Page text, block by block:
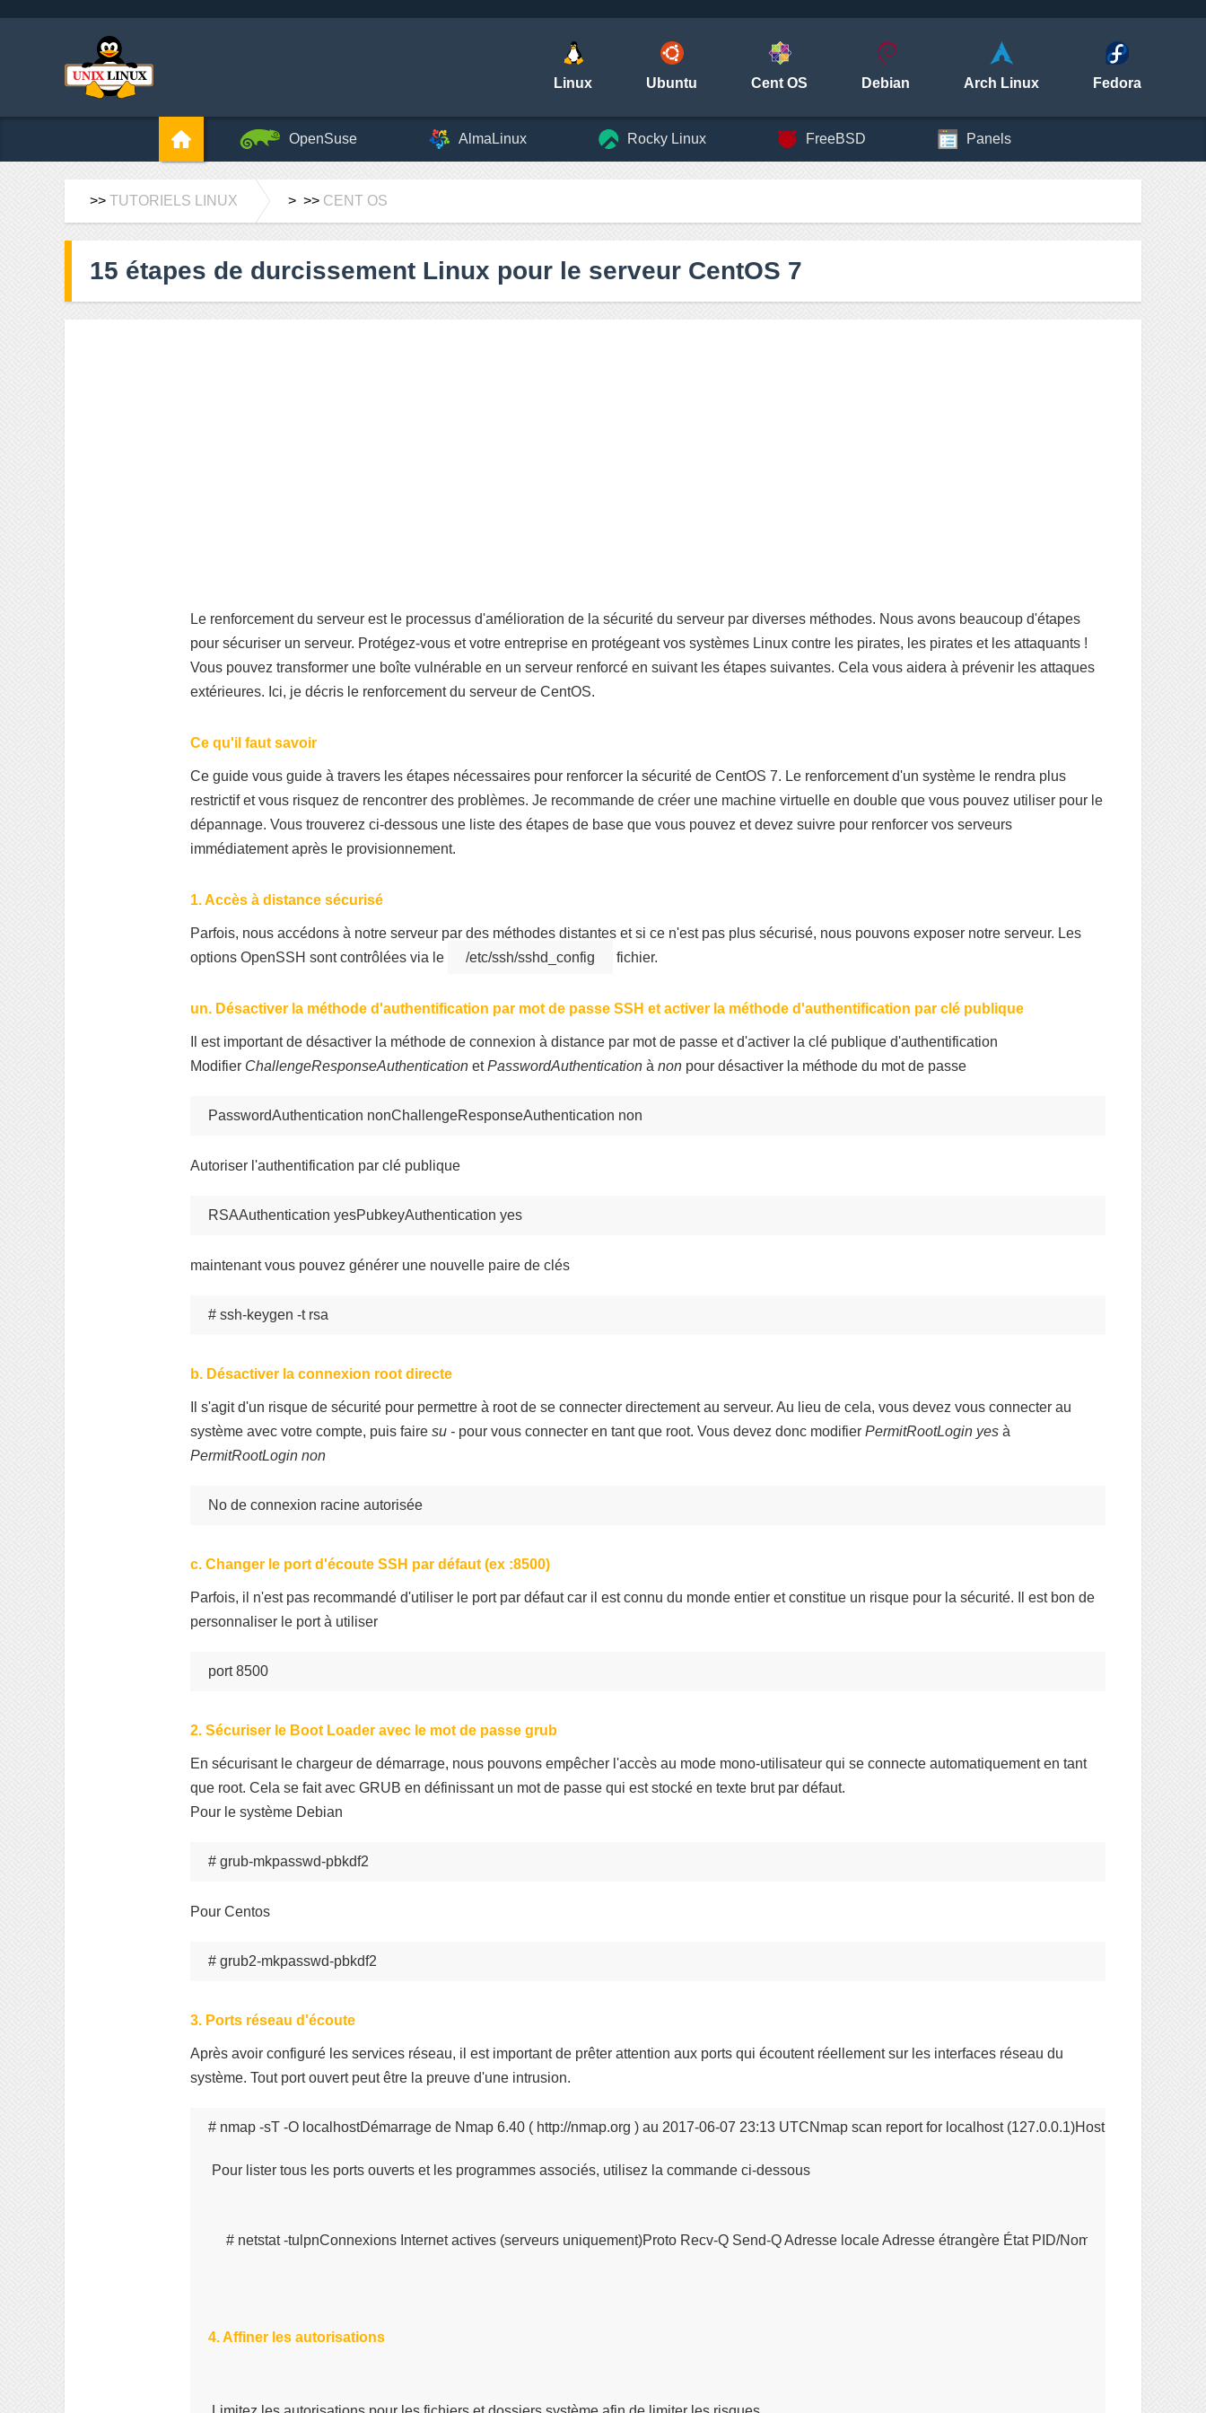
Linux Ubuntu Cent OS Debian Arch Linux Fedora
OpenSuse AlmaLinux Rocky Linux FreeBSD Panels
>> TUTORIELS LINUX > >> CENT OS
15 étapes de durcissement Linux pour le serveur CentOS 7
Le renforcement du serveur est le processus d'amélioration de la sécurité du serveur par diverses méthodes. Nous avons beaucoup d'étapes
pour sécuriser un serveur. Protégez-vous et votre entreprise en protégeant vos systèmes Linux contre les pirates, les pirates et les attaquants !
Vous pouvez transformer une boîte vulnérable en un serveur renforcé en suivant les étapes suivantes. Cela vous aidera à prévenir les attaques
extérieures. Ici, je décris le renforcement du serveur de CentOS.
Ce qu'il faut savoir
Ce guide vous guide à travers les étapes nécessaires pour renforcer la sécurité de CentOS 7. Le renforcement d'un système le rendra plus
restrictif et vous risquez de rencontrer des problèmes. Je recommande de créer une machine virtuelle en double que vous pouvez utiliser pour le
dépannage. Vous trouverez ci-dessous une liste des étapes de base que vous pouvez et devez suivre pour renforcer vos serveurs
immédiatement après le provisionnement.
1. Accès à distance sécurisé
Parfois, nous accédons à notre serveur par des méthodes distantes et si ce n'est pas plus sécurisé, nous pouvons exposer notre serveur. Les
options OpenSSH sont contrôlées via le
/etc/ssh/sshd_config fichier.
un. Désactiver la méthode d'authentification par mot de passe SSH et activer la méthode d'authentification par clé publique
Il est important de désactiver la méthode de connexion à distance par mot de passe et d'activer la clé publique d'authentification
Modifier ChallengeResponseAuthentication etPasswordAuthentication à non pour désactiver la méthode du mot de passe
PasswordAuthentication nonChallengeResponseAuthentication non
Autoriser l'authentification par clé publique
RSAAuthentication yesPubkeyAuthentication yes
maintenant vous pouvez générer une nouvelle paire de clés
# ssh-keygen -t rsa
b. Désactiver la connexion root directe
Il s'agit d'un risque de sécurité pour permettre à root de se connecter directement au serveur. Au lieu de cela, vous devez vous connecter au
système avec votre compte, puis faire su - pour vous connecter en tant que root. Vous devez donc modifier PermitRootLogin yes à
PermitRootLogin non
No de connexion racine autorisée
c. Changer le port d'écoute SSH par défaut (ex :8500)
Parfois, il n'est pas recommandé d'utiliser le port par défaut car il est connu du monde entier et constitue un risque pour la sécurité. Il est bon de
personnaliser le port à utiliser
port 8500
2. Sécuriser le Boot Loader avec le mot de passe grub
En sécurisant le chargeur de démarrage, nous pouvons empêcher l'accès au mode mono-utilisateur qui se connecte automatiquement en tant
que root. Cela se fait avec GRUB en définissant un mot de passe qui est stocké en texte brut par défaut.
Pour le système Debian
# grub-mkpasswd-pbkdf2
Pour Centos
# grub2-mkpasswd-pbkdf2
3. Ports réseau d'écoute
Après avoir configuré les services réseau, il est important de prêter attention aux ports qui écoutent réellement sur les interfaces réseau du
système. Tout port ouvert peut être la preuve d'une intrusion.
# nmap -sT -O localhostDémarrage de Nmap 6.40 ( http://nmap.org ) au 2017-06-07 23:13 UTCNmap scan report for localhost (127.0.0.1)Host is up
Pour lister tous les ports ouverts et les programmes associés, utilisez la commande ci-dessous
# netstat -tulpnConnexions Internet actives (serveurs uniquement)Proto Recv-Q Send-Q Adresse locale Adresse étrangère État PID/Nom du programme
4. Affiner les autorisations